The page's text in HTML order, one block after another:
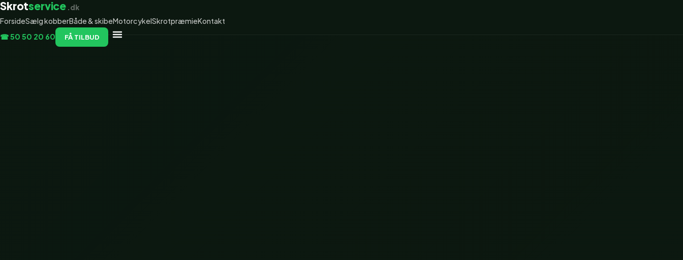
Skrotservice .dk
ForsideSælg kobberBåde & skibeMotorcykelSkrotpræmieKontakt
☎ 50 50 20 60
FÅ TILBUD